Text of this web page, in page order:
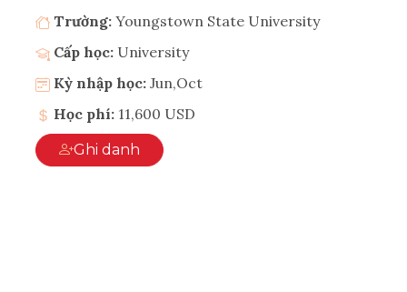
Trường: Youngstown State University
Cấp học: University
Kỳ nhập học: Jun,Oct
Học phí: 11,600 USD
Ghi danh